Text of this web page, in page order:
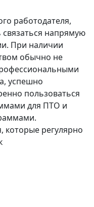
работодателя,
напрямую
При наличии
обычно не
успешно
пользоваться
для ПТО и
регулярно